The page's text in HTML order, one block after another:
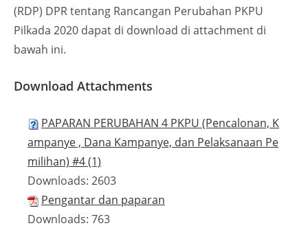
(RDP) DPR tentang Rancangan Perubahan PKPU
Pilkada 2020 dapat di download di attachment di
bawah ini.
Download Attachments
PAPARAN PERUBAHAN 4 PKPU (Pencalonan, K
ampanye , Dana Kampanye, dan Pelaksanaan Pe
milihan) #4 (1)
Downloads: 2603
Pengantar dan paparan
Downloads: 763